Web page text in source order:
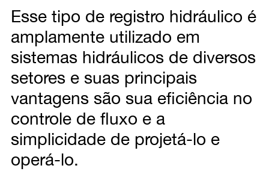
Esse tipo de registro hidráulico é
amplamente utilizado em
sistemas hidráulicos de diversos
setores e suas principais
vantagens são sua eficiência no
controle de fluxo e a
simplicidade de projetá-lo e
operá-lo.